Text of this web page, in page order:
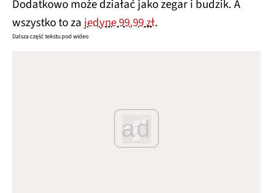
Dodatkowo może działać jako zegar i budzik. A
wszystko to za jedyne 99,99 zł.
Dalsza część tekstu pod wideo
ad